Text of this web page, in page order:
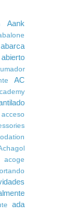
Aank
abarca
abierto
AC
acceso
acoge
ada